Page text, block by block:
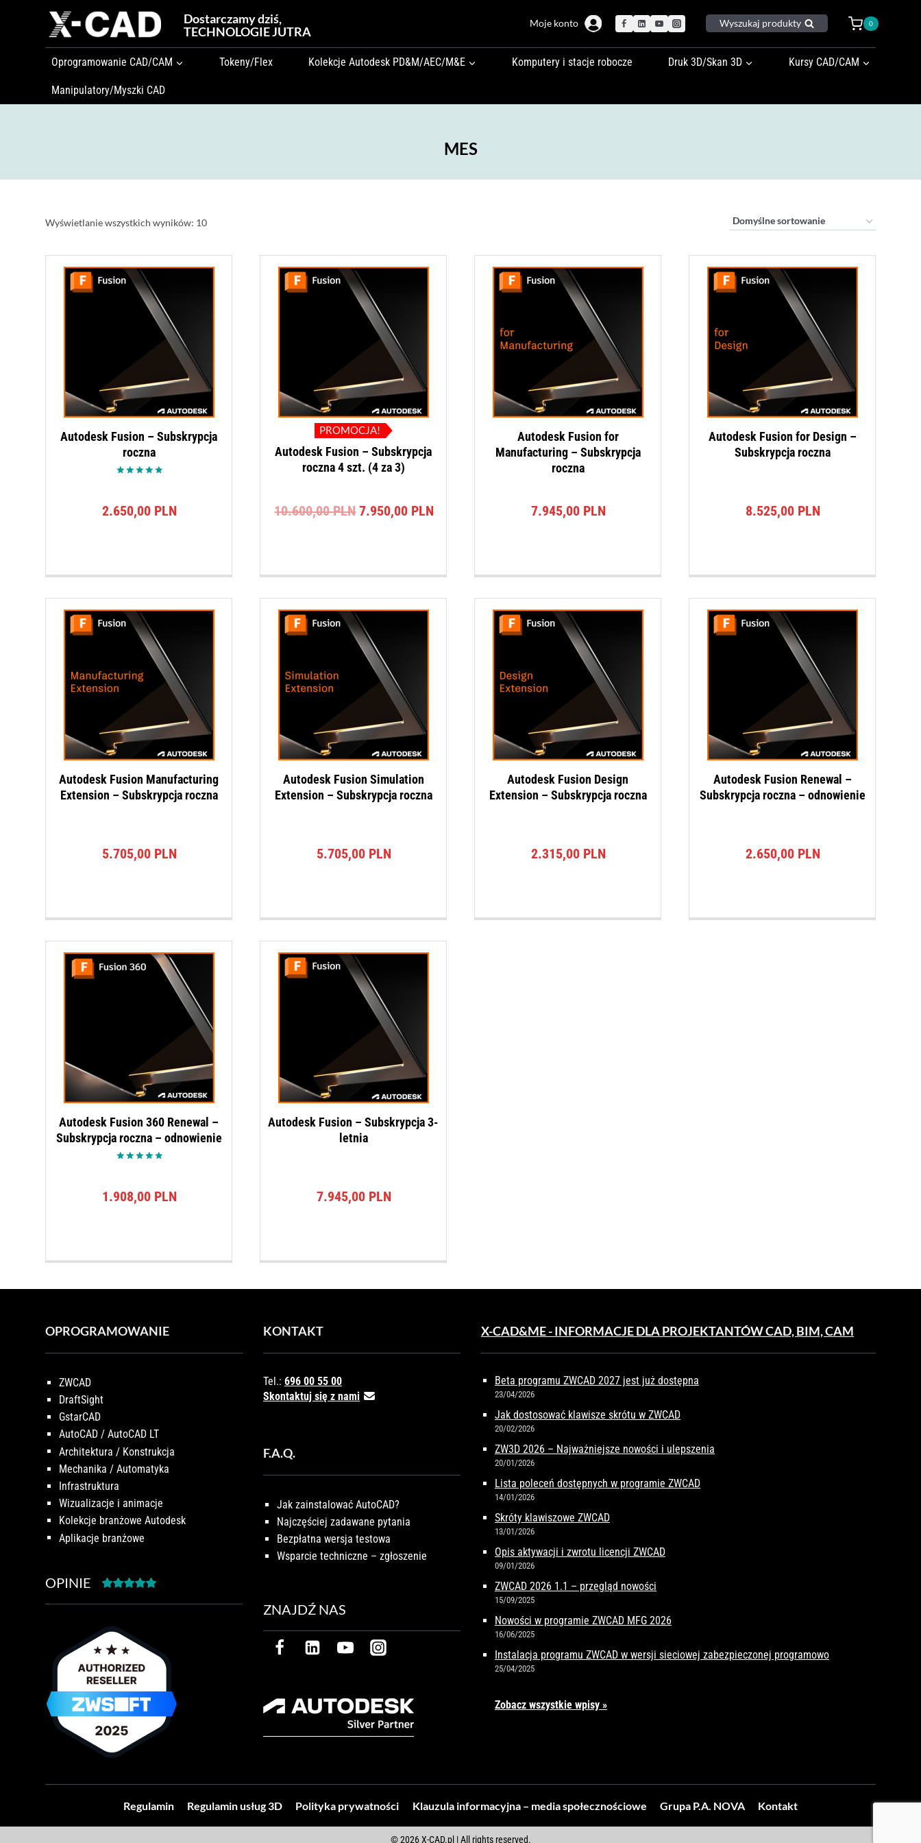
Dostarczamy dziś,
TECHNOLOGIE JUTRA
Moje konto Wyszukaj produkty 0
Oprogramowanie CAD/CAM Tokeny/Flex Kolekcje Autodesk PD&M/AEC/M&E Komputery i stacje robocze Druk 3D/Skan 3D Kursy CAD/CAM
Manipulatory/Myszki CAD
MES
Wyświetlanie wszystkich wyników: 10
Autodesk Fusion – Subskrypcja
roczna
2.650,00 PLN
PROMOCJA!
Autodesk Fusion – Subskrypcja
roczna 4 szt. (4 za 3)
10.600,00PLNPierwotna
7.950,00 PLN
Autodesk Fusion for
Manufacturing – Subskrypcja
roczna
7.945,00 PLN
Autodesk Fusion for Design –
Subskrypcja roczna
8.525,00 PLN
Autodesk Fusion Manufacturing
Extension – Subskrypcja roczna
5.705,00 PLN
Autodesk Fusion Simulation
Extension – Subskrypcja roczna
5.705,00 PLN
Autodesk Fusion Design
Extension – Subskrypcja roczna
2.315,00 PLN
Autodesk Fusion Renewal –
Subskrypcja roczna – odnowienie
2.650,00 PLN
Autodesk Fusion 360 Renewal –
Subskrypcja roczna – odnowienie
1.908,00 PLN
Autodesk Fusion – Subskrypcja 3-
letnia
7.945,00 PLN
OPROGRAMOWANIE
ZWCAD
DraftSight
GstarCAD
AutoCAD / AutoCAD LT
Architektura / Konstrukcja
Mechanika / Automatyka
Infrastruktura
Wizualizacje i animacje
Kolekcje branżowe Autodesk
Aplikacje branżowe
OPINIE
KONTAKT
Tel.: 696 00 55 00
Skontaktuj się z nami
F.A.Q.
Jak zainstalować AutoCAD?
Najczęściej zadawane pytania
Bezpłatna wersja testowa
Wsparcie techniczne – zgłoszenie
ZNAJDŹ NAS
X-CAD&ME - INFORMACJE DLA PROJEKTANTÓW CAD, BIM, CAM
Beta programu ZWCAD 2027 jest już dostępna
23/04/2026
Jak dostosować klawisze skrótu w ZWCAD
20/02/2026
ZW3D 2026 – Najważniejsze nowości i ulepszenia
20/01/2026
Lista poleceń dostępnych w programie ZWCAD
14/01/2026
Skróty klawiszowe ZWCAD
13/01/2026
Opis aktywacji i zwrotu licencji ZWCAD
09/01/2026
ZWCAD 2026 1.1 – przegląd nowości
15/09/2025
Nowości w programie ZWCAD MFG 2026
16/06/2025
Instalacja programu ZWCAD w wersji sieciowej zabezpieczonej programowo
25/04/2025
Zobacz wszystkie wpisy »
Regulamin Regulamin usług 3D Polityka prywatności Klauzula informacyjna – media społecznościowe Grupa P.A. NOVA Kontakt
© 2026 X-CAD.pl | All rights reserved.